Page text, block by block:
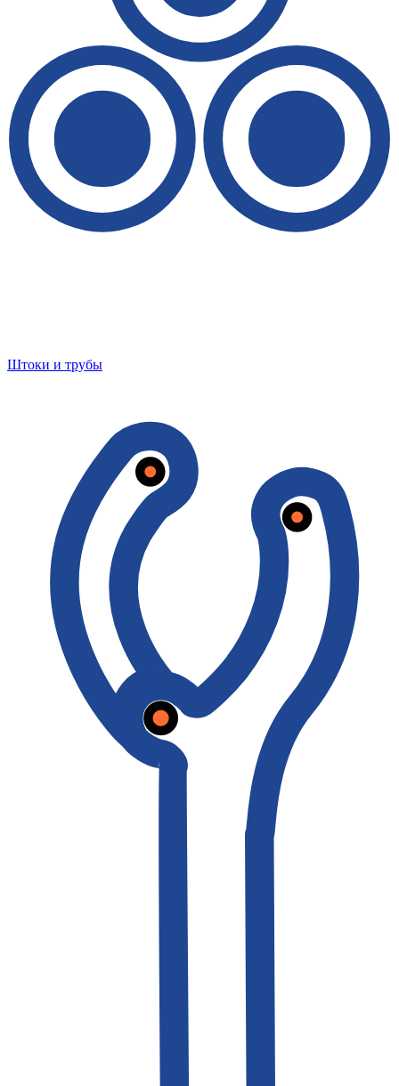
Штоки и трубы